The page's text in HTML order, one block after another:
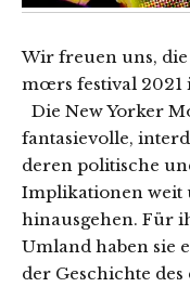
Wir freuen uns,
mœrs festival 2021
Die New Yorker
fantasievolle,
deren politische
Implikationen weit
hinausgehen. Für
Umland haben sie
der Geschichte des